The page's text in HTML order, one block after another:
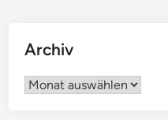
Archiv
Archiv